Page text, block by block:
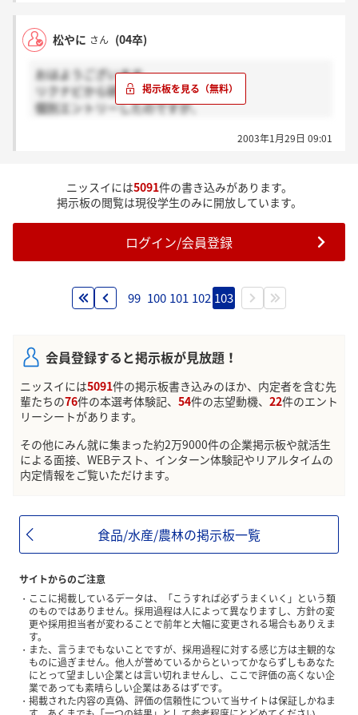
松やに さん (04卒)
おはようございます。
リクナビから研究開発職で
個別エントリーしたのですが、
エントリーの確認だけが昨日来ましたけど・・・
2003年1月29日 09:01
ニッスイには5091件の書き込みがあります。
掲示板の閲覧は現役学生のみに開放しています。
ログイン/会員登録
99 100 101 102 103
会員登録すると掲示板が見放題！
ニッスイには5091件の掲示板書き込みのほか、内定者を含む先
輩たちの76件の本選考体験記、 54件の志望動機、 22件のエント
リーシートがあります。
その他にみん就に集まった約2万9000件の企業掲示板や就活生
による面接、WEBテスト、インターン体験記やリアルタイムの
内定情報をご覧いただけます。
食品/水産/農林の掲示板一覧
サイトからのご注意
ここに掲載しているデータは、「こうすれば必ずうまくいく」という類
のものではありません。採用過程は人によって異なりますし、方針の変
更や採用担当者が変わることで前年と大幅に変更される場合もありえま
す。
また、言うまでもないことですが、採用過程に対する感じ方は主観的な
ものに過ぎません。他人が誉めているからといってかならずしもあなた
にとって望ましい企業とは言い切れませんし、ここで評価の高くない企
業であっても素晴らしい企業はあるはずです。
掲載された内容の真偽、評価の信頼性について当サイトは保証しかねま